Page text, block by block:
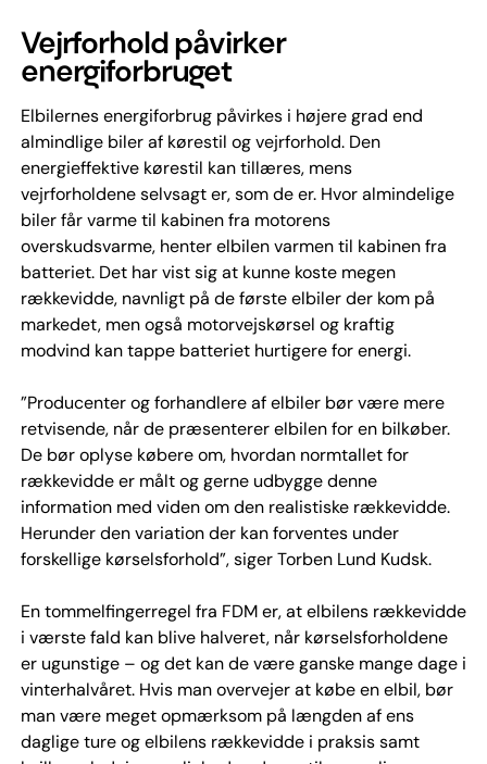
Vejrforhold påvirker
energiforbruget
Elbilernes energiforbrug påvirkes i højere grad end
almindlige biler af kørestil og vejrforhold. Den
energieffektive kørestil kan tillæres, mens
vejrforholdene selvsagt er, som de er. Hvor almindelige
biler får varme til kabinen fra motorens
overskudsvarme, henter elbilen varmen til kabinen fra
batteriet. Det har vist sig at kunne koste megen
rækkevidde, navnligt på de første elbiler der kom på
markedet, men også motorvejskørsel og kraftig
modvind kan tappe batteriet hurtigere for energi.
”Producenter og forhandlere af elbiler bør være mere
retvisende, når de præsenterer elbilen for en bilkøber.
De bør oplyse købere om, hvordan normtallet for
rækkevidde er målt og gerne udbygge denne
information med viden om den realistiske rækkevidde.
Herunder den variation der kan forventes under
forskellige kørselsforhold”, siger Torben Lund Kudsk.
En tommelfingerregel fra FDM er, at elbilens rækkevidde
i værste fald kan blive halveret, når kørselsforholdene
er ugunstige – og det kan de være ganske mange dage i
vinterhalvåret. Hvis man overvejer at købe en elbil, bør
man være meget opmærksom på længden af ens
daglige ture og elbilens rækkevidde i praksis samt